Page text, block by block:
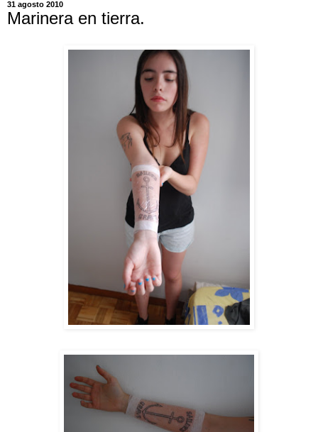
31 agosto 2010
Marinera en tierra.